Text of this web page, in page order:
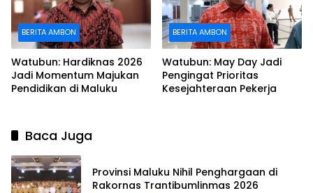
BERITA AMBON
Watubun: Hardiknas 2026
Jadi Momentum Majukan
Pendidikan di Maluku
BERITA AMBON
Watubun: May Day Jadi
Pengingat Prioritas
Kesejahteraan Pekerja
Baca Juga
Provinsi Maluku Nihil Penghargaan di
Rakornas Trantibumlinmas 2026